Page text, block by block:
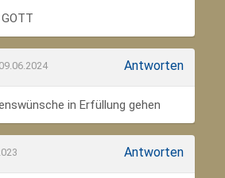
Antworten
in Erfüllung gehen
Antworten